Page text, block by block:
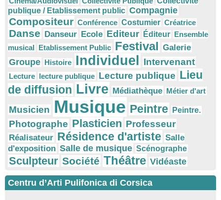
publique / Etablissement public Compagnie
Compositeur Conférence Costumier Créatrice
Danse Danseur Ecole Editeur Éditeur Ensemble
musical Etablissement Public Festival Galerie
Groupe Histoire Individuel Intervenant
Lecture lecture publique Lecture publique Lieu
de diffusion Livre Médiathèque Métier d'art
Musicien Musique Peintre Peintre.
Photographe Plasticien Professeur
Réalisateur Résidence d'artiste Salle
d'exposition Salle de musique Scénographe
Sculpteur Société Théâtre Vidéaste
Centru d’Arti Pulifonica di Corsica